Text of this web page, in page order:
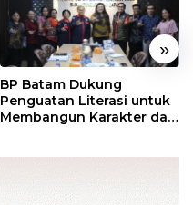
»
BP Batam Dukung
Penguatan Literasi untuk
Membangun Karakter dan